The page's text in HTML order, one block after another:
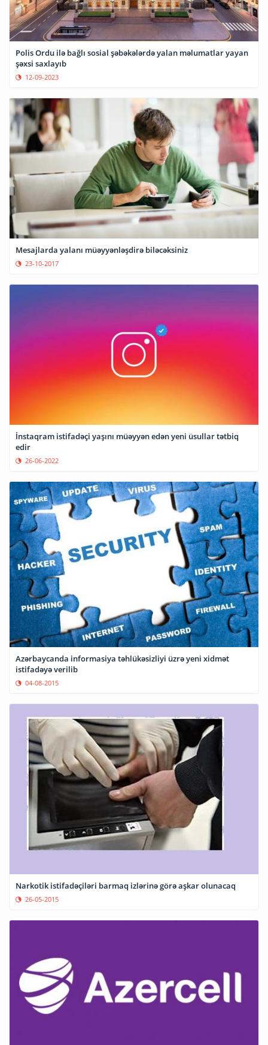
Polis Ordu ilə bağlı sosial şəbəkələrdə yalan məlumatlar yayan
şəxsi saxlayıb
12-09-2023
Mesajlarda yalanı müəyyənləşdirə biləcəksiniz
23-10-2017
İnstaqram istifadəçi yaşını müəyyən edən yeni üsullar tətbiq
edir
26-06-2022
Azərbaycanda informasiya təhlükəsizliyi üzrə yeni xidmət
istifadəyə verilib
04-08-2015
Narkotik istifadəçiləri barmaq izlərinə görə aşkar olunacaq
26-05-2015